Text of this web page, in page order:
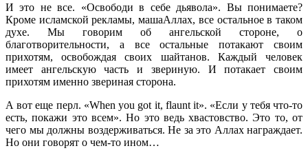
И это не все. «Освободи в себе дьявола». Вы понимаете?
Кроме исламской рекламы, машаАллах, все остальное в таком
духе. Мы говорим об ангельской стороне, о
благотворительности, а все остальные потакают своим
прихотям, освобождая своих шайтанов. Каждый человек
имеет ангельскую часть и звериную. И потакает своим
прихотям именно звериная сторона.
А вот еще перл. «When you got it, flaunt it». «Если у тебя что-то
есть, покажи это всем». Но это ведь хвастовство. Это то, от
чего мы должны воздерживаться. Не за это Аллах награждает.
Но они говорят о чем-то ином…